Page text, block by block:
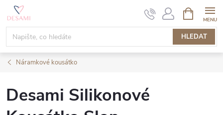
Přejít
obsah
HLEDAT
NÁKUPNÍ
KOŠÍK
Náramkové kousátko
Desami Silikonové